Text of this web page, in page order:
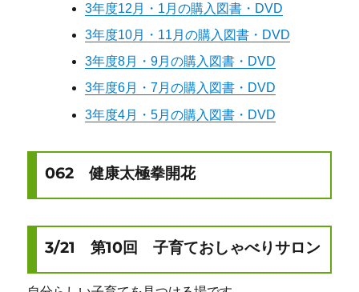
3年度12月・1月の購入図書・DVD
3年度10月・11月の購入図書・DVD
3年度8月・9月の購入図書・DVD
3年度6月・7月の購入図書・DVD
3年度4月・5月の購入図書・DVD
062 健康太極拳開花
3/21 第10回 子育ておしゃべりサロン